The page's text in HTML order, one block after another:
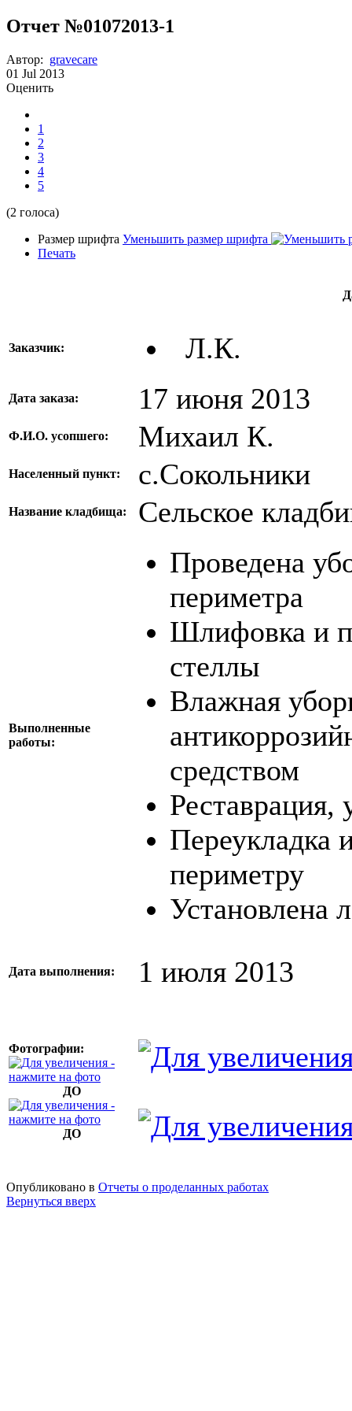
Отчет №01072013-1
Автор: gravecare
01 Jul 2013
Оценить
1
2
3
4
5
(2 голоса)
Размер шрифта Уменьшить размер шрифта
Печать
Заказчик: Л.К.
Дата заказа: 17 июня 2013
Ф.И.О. усопшего: Михаил К.
Населенный пункт: с.Сокольники
Название кладбища: Сельское
Выполненные
работы:
Проведена
периметра
Шлифовка и
стеллы
Влажная
средством
Реставрация,
Переукладка
периметру
Установлена
Дата выполнения: 1 июля 2013
Фотографии:
ДО
ДО
Опубликовано в Отчеты о проделанных работах
Вернуться вверх